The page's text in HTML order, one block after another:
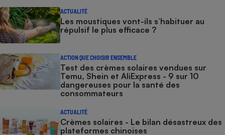
ACTUALITÉ
Les moustiques vont-ils s’habituer au
répulsif le plus efficace ?
ACTION QUE CHOISIR ENSEMBLE
Test des crèmes solaires vendues sur
Temu, Shein et AliExpress - 9 sur 10
dangereuses pour la santé des
consommateurs
ACTUALITÉ
Crèmes solaires - Le bilan désastreux des
plateformes chinoises